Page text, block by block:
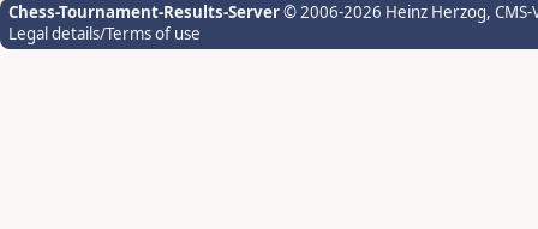
Chess-Tournament-Results-Server© 2006-2026 Heinz Herzog,
Legal details/Terms of use